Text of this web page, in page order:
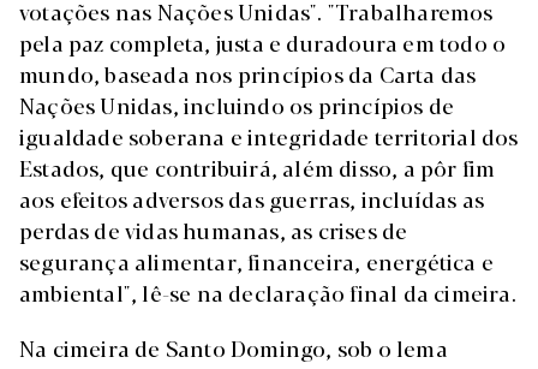
votações nas Nações Unidas". "Trabalharemos
pela paz completa, justa e duradoura em todo o
mundo, baseada nos princípios da Carta das
Nações Unidas, incluindo os princípios de
igualdade soberana e integridade territorial dos
Estados, que contribuirá, além disso, a pôr fim
aos efeitos adversos das guerras, incluídas as
perdas de vidas humanas, as crises de
segurança alimentar, financeira, energética e
ambiental", lê-se na declaração final da cimeira.
Na cimeira de Santo Domingo, sob o lema